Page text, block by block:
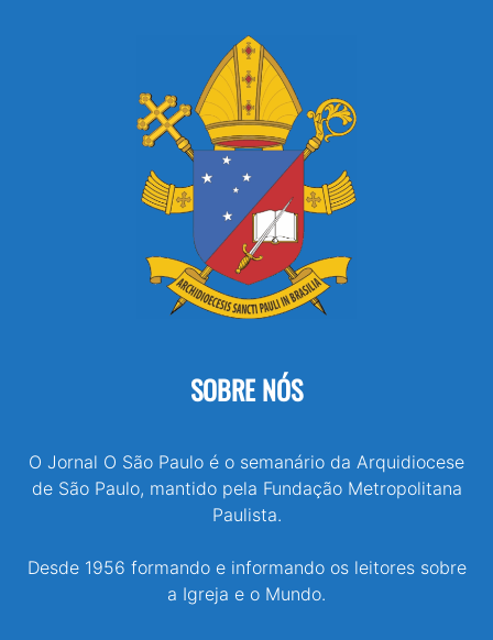
SOBRE NÓS
O Jornal O São Paulo é o semanário da Arquidiocese
de São Paulo, mantido pela Fundação Metropolitana
Paulista.
Desde 1956 formando e informando os leitores sobre
a Igreja e o Mundo.